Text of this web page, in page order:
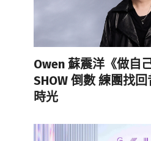
Owen 蘇震洋《做自
SHOW 倒數 練團找
時光